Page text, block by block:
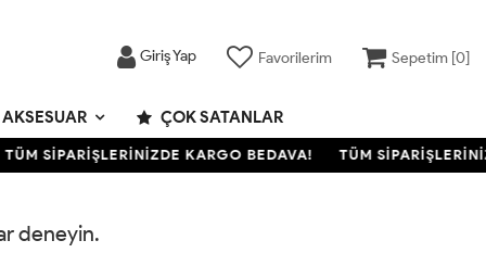
Giriş Yap Favorilerim Sepetim [0]
AKSESUAR ÇOK SATANLAR
SİPARİŞLERİNİZDE KARGO BEDAVA! TÜM
deneyin.